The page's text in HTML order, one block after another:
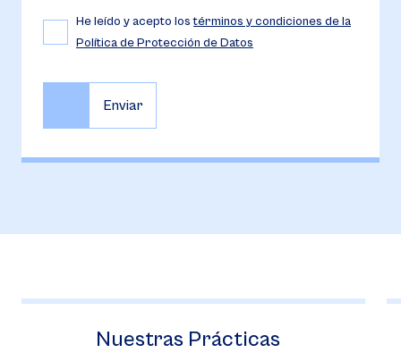
He leído y acepto lostérminos y condiciones de la
Política de Protección de Datos
Reglamento